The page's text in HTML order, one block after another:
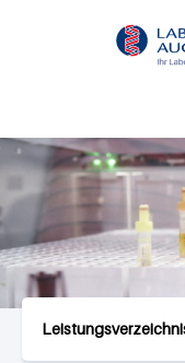
Direkt
zum
O